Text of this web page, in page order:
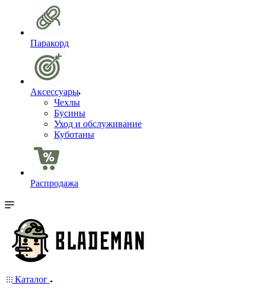
Паракорд
Аксессуары
Чехлы
Бусины
Уход и обслуживание
Куботаны
Распродажа
Каталог